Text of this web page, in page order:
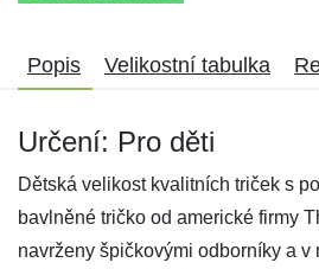
Popis Velikostní tabulka
Určení: Pro děti
Dětská velikost kvalitních triček s
bavlněné tričko od americké firmy
navrženy špičkovými odborníky a v